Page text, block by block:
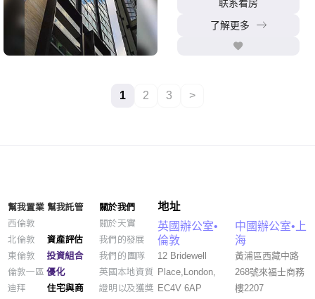
联系看房
了解更多
1 2 3 >
幫我置業
西倫敦
北倫敦
東倫敦
倫敦一區
迪拜
幫我託管
資產評估
投資組合
優化
住宅與商
關於我們
關於天實
我們的發展
我們的團隊
英國本地資質
證明以及獲獎
地址
英國辦公室•
倫敦
12 Bridewell
Place,London,
EC4V 6AP
中國辦公室•上
海
黃浦區西藏中路
268號來福士商務
樓2207